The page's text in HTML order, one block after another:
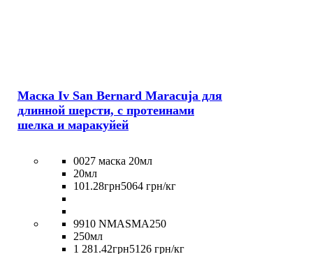
Маска Iv San Bernard Maracuja для
длинной шерсти, с протеинами
шелка и маракуйей
0027 маска 20мл
20мл
101 .28грн5064 грн/кг
9910 NMASMA250
250мл
1 281 .42грн5126 грн/кг